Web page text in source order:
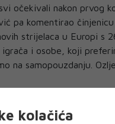
očekivali nakon prvog
pa komentirao
strijelaca u Europi s
i osobe, koji
na samopouzdanju.
kolačića